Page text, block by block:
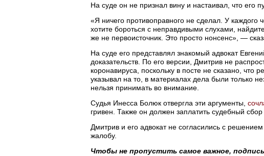
На суде он не признал вину и настаивал, что его
«Я ничего противоправного не сделал. У
хотите бороться с неправдивыми слухами,
же не первоисточник. Это просто нонсенс», —
На суде его представлял знакомый адвокат
доказательств. По его версии, Дмитрив не
коронавируса, поскольку в посте не сказано, что
указывал на то, в материалах дела были только
нельзя принимать во внимание.
Судья Инесса Болюк отвергла эти аргументы,
гривен. Также он должен заплатить судебный сбор
Дмитрив и его адвокат не согласились с
жалобу.
Чтобы не пропустить самое важное,